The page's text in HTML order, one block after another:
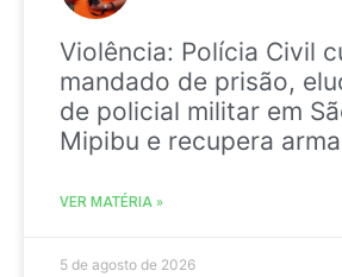
Violência: Polícia Civil
mandado de prisão,
de policial militar em
Mipibu e recupera
VER MATÉRIA »
5 de agosto de 2026